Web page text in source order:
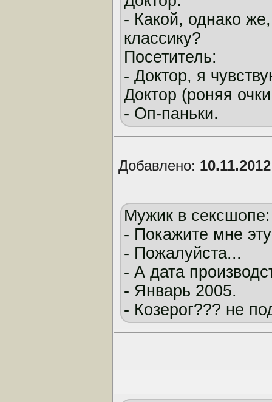
- Какой, однако
классику?
Посетитель:
- Доктор, я
Доктор (роняя
- Оп-паньки.
Добавлено:
Мужик в сексшопе:
- Покажите мне
- Пожалуйста...
- А дата
- Январь 2005.
- Козерог??? не